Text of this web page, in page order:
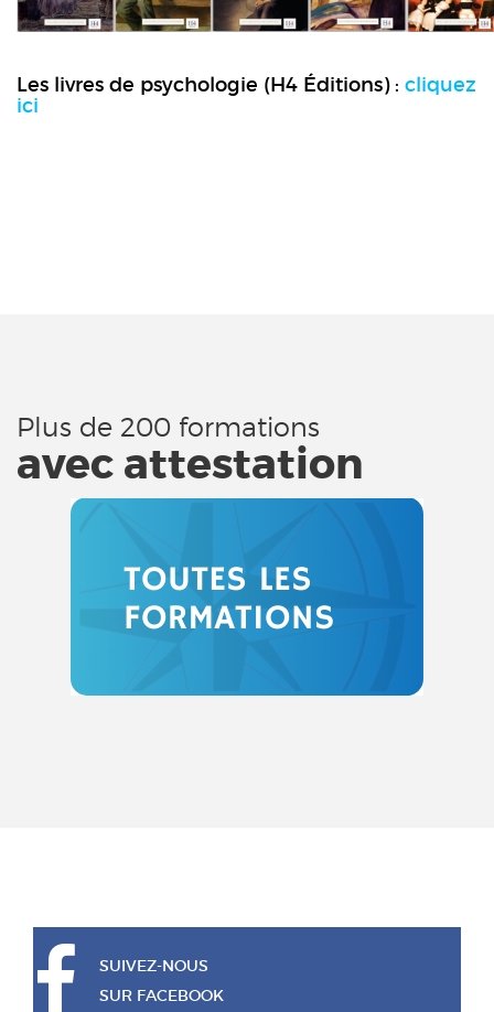
Les livres de psychologie (H4 Éditions) : cliquez
ici
Plus de 200 formations
avec attestation
SUIVEZ-NOUS
SUR FACEBOOK